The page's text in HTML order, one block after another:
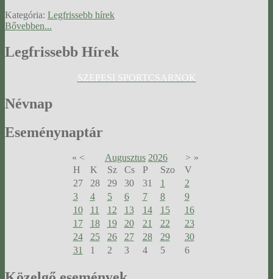
Kategória: Legfrissebb hírek
Bővebben...
Legfrissebb Hírek
SZEPESI SPORTCSARNOK
Névnap
Eseménynaptár
« < Augusztus 2026 > »
H
K Sz Cs P Szo
V
27
28 29 30 31 1
2
3
4 5 6 7 8
9
10
11 12 13 14 15
16
17
18 19 20 21 22
23
24
25 26 27 28 29
30
31
1 2 3 4 5 6